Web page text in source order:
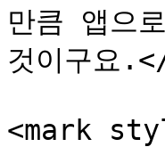
만큼 앱으
것이구요
<mark